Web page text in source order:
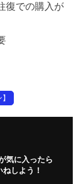
復での購入が
気に入ったら
ねしよう！